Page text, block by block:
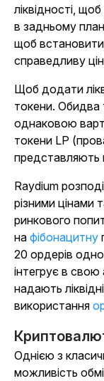
ліквідності,
в задньому
щоб встановити
справедливу
Щоб додати
токени. Обидва
однаковою
токени LP
представляють
Raydium
різними цінами
ринкового
на фібонацитну
20 ордерів
інтегрує в свою
надають
використання
Однією з
можливість